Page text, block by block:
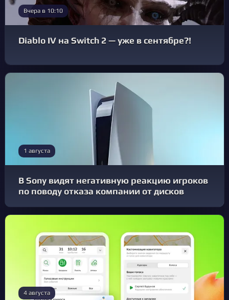
Вчера в 10:10
Diablo IV на Switch 2 — уже в сентябре?!
1 августа
В Sony видят негативную реакцию игроков
по поводу отказа компании от дисков
4 августа